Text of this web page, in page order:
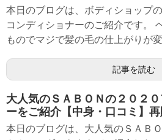
本日のブログは、ボディショップ
コンディショナーのご紹介です。
ものでマジで髪の毛の仕上がりが
記事を読む
大人気のＳＡＢＯＮの２０２
ーをご紹介【中身・口コミ】
本日のブログは、大人気のＳＡＢ